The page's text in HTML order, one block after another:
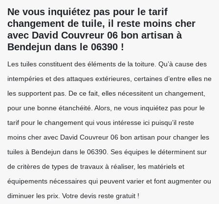
Ne vous inquiétez pas pour le tarif
changement de tuile, il reste moins cher
avec David Couvreur 06 bon artisan à
Bendejun dans le 06390 !
Les tuiles constituent des éléments de la toiture. Qu’à cause des
intempéries et des attaques extérieures, certaines d’entre elles ne
les supportent pas. De ce fait, elles nécessitent un changement,
pour une bonne étanchéité. Alors, ne vous inquiétez pas pour le
tarif pour le changement qui vous intéresse ici puisqu’il reste
moins cher avec David Couvreur 06 bon artisan pour changer les
tuiles à Bendejun dans le 06390. Ses équipes le déterminent sur
de critères de types de travaux à réaliser, les matériels et
équipements nécessaires qui peuvent varier et font augmenter ou
diminuer les prix. Votre devis reste gratuit !